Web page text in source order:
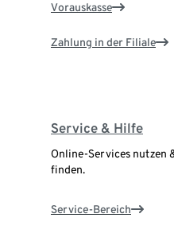
Vorauskasse
Zahlung in der Filiale
Service & Hilfe
Online-Services nutzen
finden.
Service-Bereich